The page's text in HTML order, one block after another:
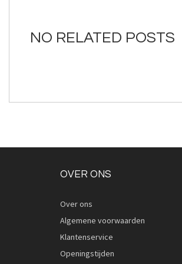
gallerijNO RELATED POSTS
OVER ONS
Over ons
Algemene voorwaarden
Klantenservice
Openingstijden